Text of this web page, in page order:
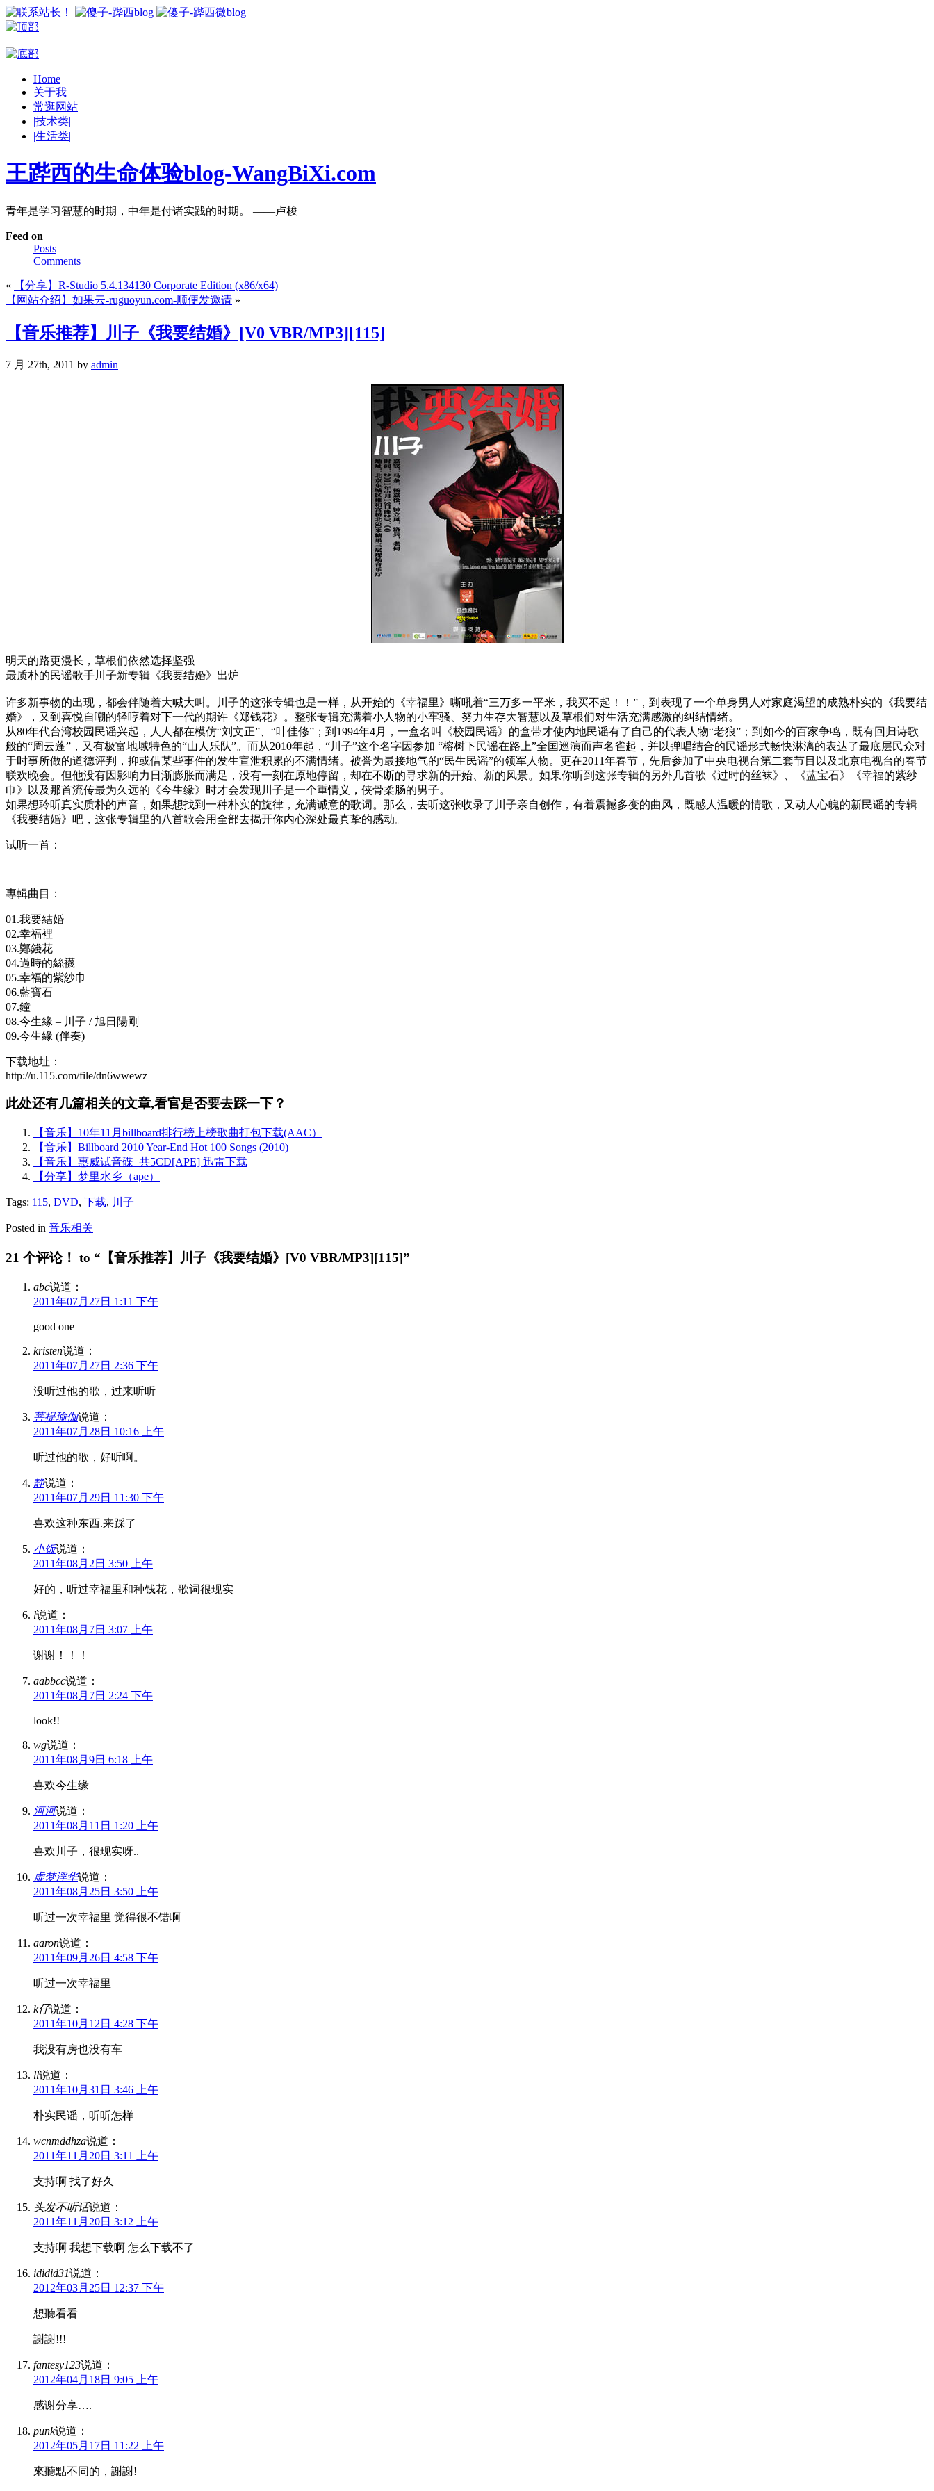
Home
关于我
常逛网站
|技术类|
|生活类|
王跸西的生命体验blog-WangBiXi.com
青年是学习智慧的时期，中年是付诸实践的时期。 ——卢梭
Feed on
Posts
Comments
«
【分享】R-Studio 5.4.134130 Corporate Edition (x86/x64)
【网站介绍】如果云-ruguoyun.com-顺便发邀请 »
【音乐推荐】川子《我要结婚》[V0 VBR/MP3][115]
7 月 27th, 2011 by admin
明天的路更漫长，草根们依然选择坚强
最质朴的民谣歌手川子新专辑《我要结婚》出炉
许多新事物的出现，都会伴随着大喊大叫。川子的这张专辑也是一样，从开始的《幸福里》嘶吼着“三万多一平米，我买不起！！”，到表现了一个单身男人对家庭渴望的成熟朴实的《我要结
婚》，又到喜悦自嘲的轻哼着对下一代的期许《郑钱花》。整张专辑充满着小人物的小牢骚、努力生存大智慧以及草根们对生活充满感激的纠结情绪。
从80年代台湾校园民谣兴起，人人都在模仿“刘文正”、“叶佳修”；到1994年4月，一盒名叫《校园民谣》的盒带才使内地民谣有了自己的代表人物“老狼”；到如今的百家争鸣，既有回归诗歌
般的“周云蓬”，又有极富地域特色的“山人乐队”。而从2010年起，“川子”这个名字因参加 “榕树下民谣在路上”全国巡演而声名雀起，并以弹唱结合的民谣形式畅快淋漓的表达了最底层民众对
于时事所做的道德评判，抑或借某些事件的发生宣泄积累的不满情绪。被誉为最接地气的“民生民谣”的领军人物。更在2011年春节，先后参加了中央电视台第二套节目以及北京电视台的春节
联欢晚会。但他没有因影响力日渐膨胀而满足，没有一刻在原地停留，却在不断的寻求新的开始、新的风景。如果你听到这张专辑的另外几首歌《过时的丝袜》、《蓝宝石》《幸福的紫纱
巾》以及那首流传最为久远的《今生缘》时才会发现川子是一个重情义，侠骨柔肠的男子。
如果想聆听真实质朴的声音，如果想找到一种朴实的旋律，充满诚意的歌词。那么，去听这张收录了川子亲自创作，有着震撼多变的曲风，既感人温暖的情歌，又动人心魄的新民谣的专辑
《我要结婚》吧，这张专辑里的八首歌会用全部去揭开你内心深处最真挚的感动。
试听一首：
專輯曲目：
01.我要結婚
02.幸福裡
03.鄭錢花
04.過時的絲襪
05.幸福的紫紗巾
06.藍寶石
07.鐘
08.今生緣 – 川子 / 旭日陽剛
09.今生緣 (伴奏)
下载地址：
http://u.115.com/file/dn6wwewz
此处还有几篇相关的文章,看官是否要去踩一下？
【音乐】10年11月billboard排行榜上榜歌曲打包下载(AAC）
【音乐】Billboard 2010 Year-End Hot 100 Songs (2010)
【音乐】惠威试音碟–共5CD[APE] 迅雷下载
【分享】梦里水乡（ape）
Tags: 115, DVD, 下载, 川子
Posted in 音乐相关
21 个评论！ to “【音乐推荐】川子《我要结婚》[V0 VBR/MP3][115]”
abc说道：
2011年07月27日 1:11 下午
good one
kristen说道：
2011年07月27日 2:36 下午
没听过他的歌，过来听听
菩提瑜伽说道：
2011年07月28日 10:16 上午
听过他的歌，好听啊。
静说道：
2011年07月29日 11:30 下午
喜欢这种东西.来踩了
小饭说道：
2011年08月2日 3:50 上午
好的，听过幸福里和种钱花，歌词很现实
l说道：
2011年08月7日 3:07 上午
谢谢！！！
aabbcc说道：
2011年08月7日 2:24 下午
look!!
wg说道：
2011年08月9日 6:18 上午
喜欢今生缘
河河说道：
2011年08月11日 1:20 上午
喜欢川子，很现实呀..
虚梦浮华说道：
2011年08月25日 3:50 上午
听过一次幸福里 觉得很不错啊
aaron说道：
2011年09月26日 4:58 下午
听过一次幸福里
k仔说道：
2011年10月12日 4:28 下午
我没有房也没有车
ll说道：
2011年10月31日 3:46 上午
朴实民谣，听听怎样
wcnmddhza说道：
2011年11月20日 3:11 上午
支持啊 找了好久
头发不听话说道：
2011年11月20日 3:12 上午
支持啊 我想下载啊 怎么下载不了
ididid31说道：
2012年03月25日 12:37 下午
想聽看看
謝謝!!!
fantesy123说道：
2012年04月18日 9:05 上午
感谢分享….
punk说道：
2012年05月17日 11:22 上午
來聽點不同的，謝謝!